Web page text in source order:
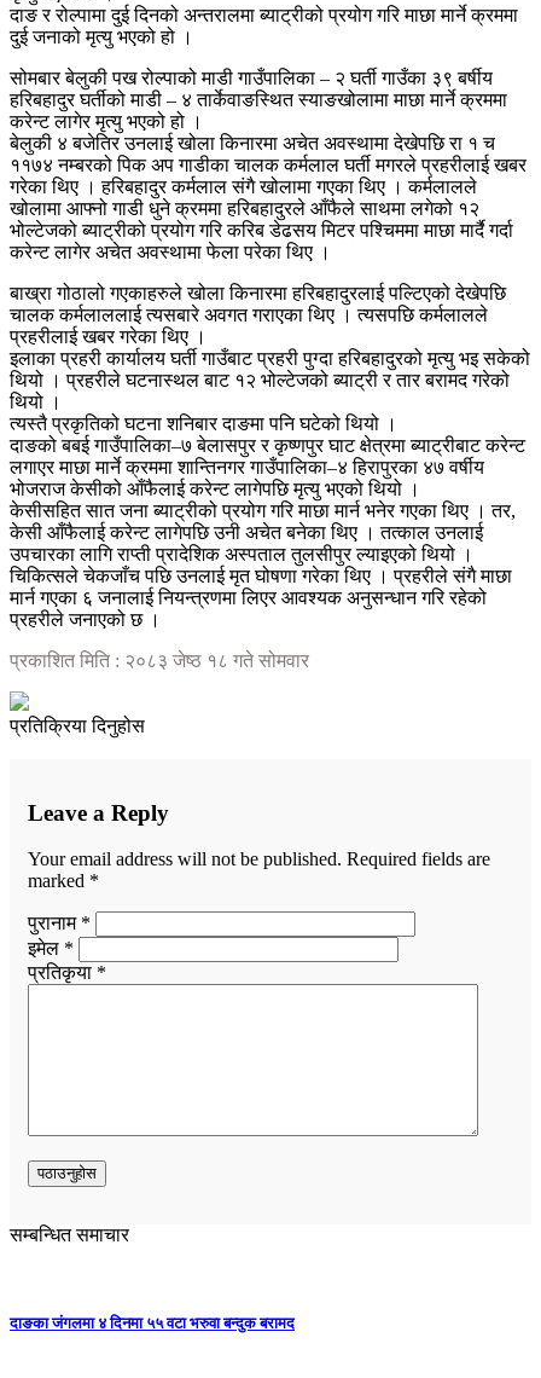
दाङ र रोल्पामा दुई दिनको अन्तरालमा ब्याट्रीको प्रयोग गरि माछा मार्ने क्रममा
दुई जनाको मृत्यु भएको हो ।
सोमबार बेलुकी पख रोल्पाको माडी गाउँपालिका – २ घर्ती गाउँका ३९ बर्षीय
हरिबहादुर घर्तीको माडी – ४ तार्केवाङस्थित स्याङखोलामा माछा मार्ने क्रममा
करेन्ट लागेर मृत्यु भएको हो ।
बेलुकी ४ बजेतिर उनलाई खोला किनारमा अचेत अवस्थामा देखेपछि रा १ च
११७४ नम्बरको पिक अप गाडीका चालक कर्मलाल घर्ती मगरले प्रहरीलाई खबर
गरेका थिए । हरिबहादुर कर्मलाल संगै खोलामा गएका थिए । कर्मलालले
खोलामा आफ्नो गाडी धुने क्रममा हरिबहादुरले आँफैले साथमा लगेको १२
भोल्टेजको ब्याट्रीको प्रयोग गरि करिब डेढसय मिटर पश्चिममा माछा मार्दै गर्दा
करेन्ट लागेर अचेत अवस्थामा फेला परेका थिए ।
बाख्रा गोठालो गएकाहरुले खोला किनारमा हरिबहादुरलाई पल्टिएको देखेपछि
चालक कर्मलाललाई त्यसबारे अवगत गराएका थिए । त्यसपछि कर्मलालले
प्रहरीलाई खबर गरेका थिए ।
इलाका प्रहरी कार्यालय घर्ती गाउँबाट प्रहरी पुग्दा हरिबहादुरको मृत्यु भइ सकेको
थियो । प्रहरीले घटनास्थल बाट १२ भोल्टेजको ब्याट्री र तार बरामद गरेको
थियो ।
त्यस्तै प्रकृतिको घटना शनिबार दाङमा पनि घटेको थियो ।
दाङको बबई गाउँपालिका–७ बेलासपुर र कृष्णपुर घाट क्षेत्रमा ब्याट्रीबाट करेन्ट
लगाएर माछा मार्ने क्रममा शान्तिनगर गाउँपालिका–४ हिरापुरका ४७ वर्षीय
भोजराज केसीको आँफैलाई करेन्ट लागेपछि मृत्यु भएको थियो ।
केसीसहित सात जना ब्याट्रीको प्रयोग गरि माछा मार्न भनेर गएका थिए । तर,
केसी आँफैलाई करेन्ट लागेपछि उनी अचेत बनेका थिए । तत्काल उनलाई
उपचारका लागि राप्ती प्रादेशिक अस्पताल तुलसीपुर ल्याइएको थियो ।
चिकित्सले चेकजाँच पछि उनलाई मृत घोषणा गरेका थिए । प्रहरीले संगै माछा
मार्न गएका ६ जनालाई नियन्त्रणमा लिएर आवश्यक अनुसन्धान गरि रहेको
प्रहरीले जनाएको छ ।
प्रकाशित मिति : २०८३ जेष्ठ १८ गते सोमवार
प्रतिक्रिया दिनुहोस
Leave a Reply
Your email address will not be published. Required fields are
marked *
पुरानाम *
इमेल *
प्रतिकृया *
सम्बन्धित समाचार
दाङका जंगलमा ४ दिनमा ५५ वटा भरुवा बन्दुक बरामद